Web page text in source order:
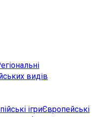
видів
ігриЄвропейські